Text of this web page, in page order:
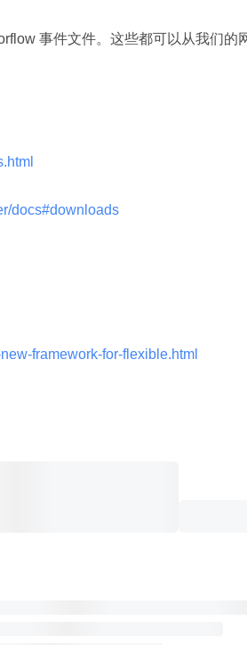
事件文件。这些都可以从我们的
docs#downloads
framework-for-flexible.html